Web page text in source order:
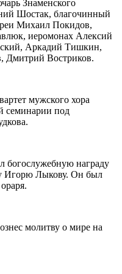
Знаменского
Шостак, благочинный
Михаил Покидов,
иеромонах Алексий
Аркадий Тишкин,
Дмитрий Востриков.
мужского хора
семинарии под
богослужебную награду
Игорю Лыкову. Он был
молитву о мире на